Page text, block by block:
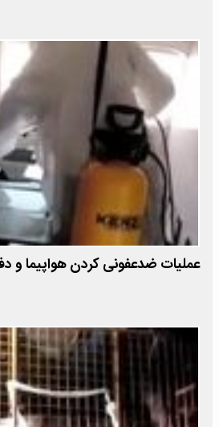
عملیات ضدعفونی کردن هواپیما و